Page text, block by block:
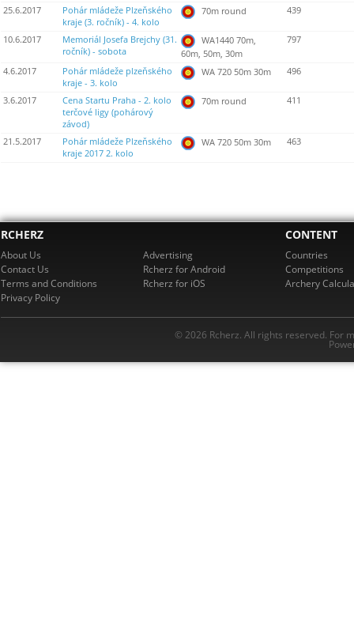
25.6.2017
Pohár mládeže Plzeňského
kraje (3. ročník) - 4. kolo
70m round 439
10.6.2017
Memoriál Josefa Brejchy (31.
ročník) - sobota
WA1440 70m,
60m, 50m, 30m
797
4.6.2017
Pohár mládeže plzeňského
kraje - 3. kolo
WA 720 50m 30m 496
3.6.2017
Cena Startu Praha - 2. kolo
terčové ligy (pohárový
závod)
70m round 411
21.5.2017
Pohár mládeže Plzeňského
kraje 2017 2. kolo
WA 720 50m 30m 463
RCHERZ
About Us
Contact Us
Terms and Conditions
Privacy Policy
Advertising
Rcherz for Android
Rcherz for iOS
CONTENT
Countries
Competitions
Archery
© 2026 Rcherz. All rights reserved. For